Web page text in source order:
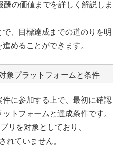
の価値までを詳しく解説しま
、目標達成までの道のりを明
めることができます。
象プラットフォームと条件
に参加する上で、最初に確認
トフォームと達成条件です。
リを対象としており、
れていません。